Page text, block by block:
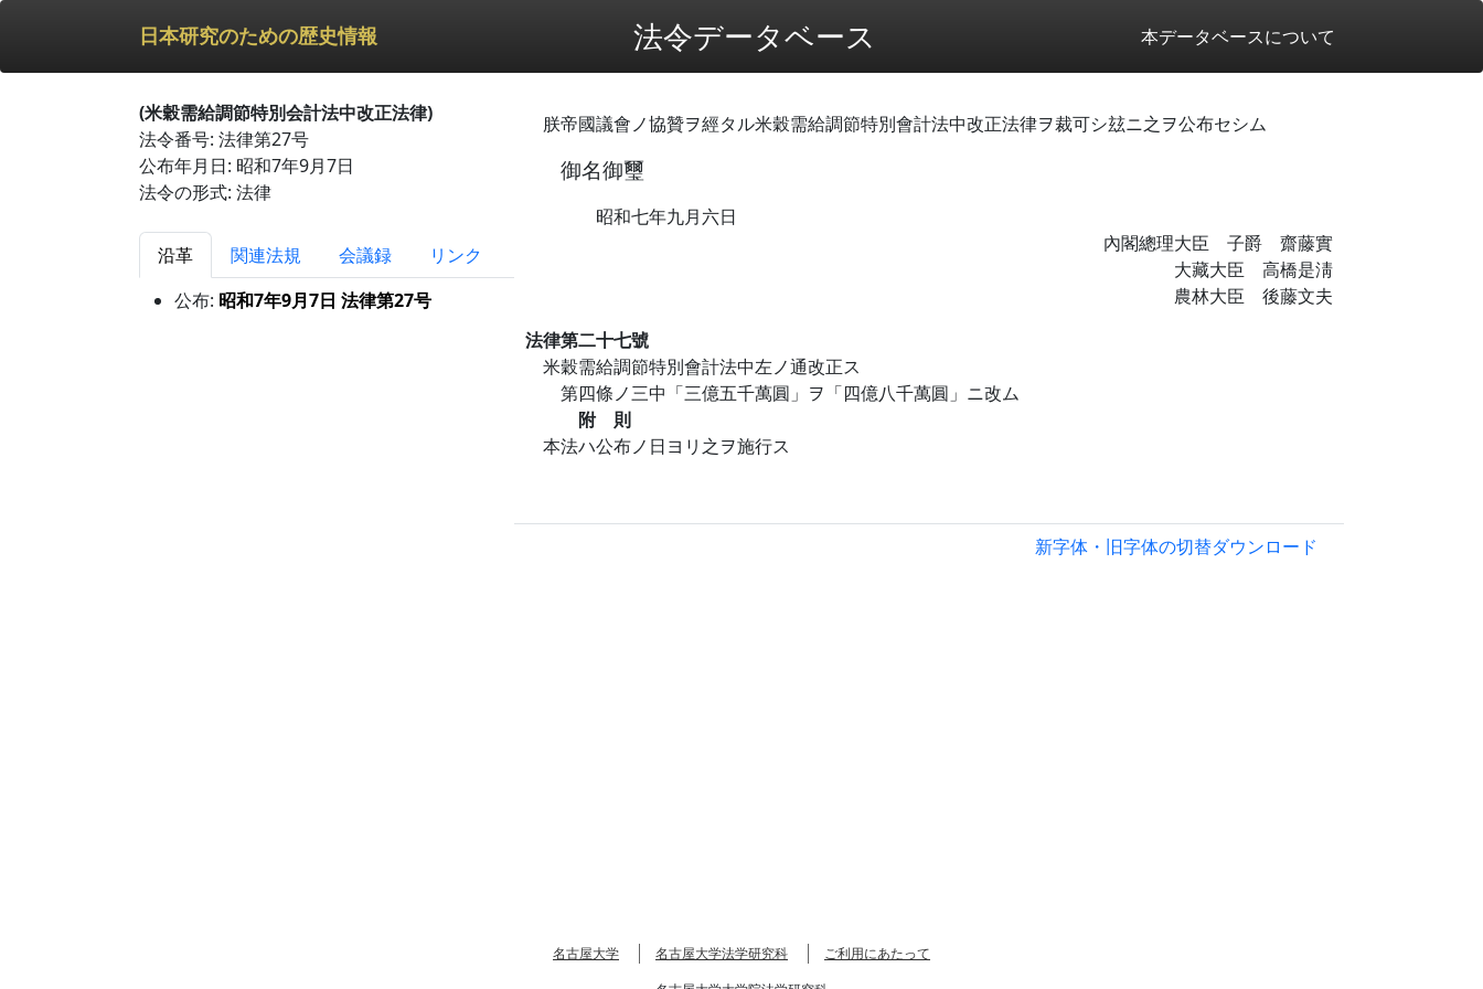
日本研究のための歴史情報 法令データベース 本データベースについて
(米穀需給調節特別会計法中改正法律)
法令番号: 法律第27号
公布年月日: 昭和7年9月7日
法令の形式: 法律
沿革 関連法規 会議録
リンク
公布: 昭和7年9月7日 法律第27号
朕帝國議會ノ協贊ヲ經タル米穀需給調節特別會計法中改正法律ヲ裁可シ玆ニ之ヲ公布セシム
御名御璽
昭和七年九月六日
內閣總理大臣 子爵 齋藤實
大藏大臣 高橋是淸
農林大臣 後藤文夫
法律第二十七號
米穀需給調節特別會計法中左ノ通改正ス
第四條ノ三中「三億五千萬圓」ヲ「四億八千萬圓」ニ改ム
附 則
本法ハ公布ノ日ヨリ之ヲ施行ス
新字体・旧字体の切替ダウンロード
名古屋大学 名古屋大学法学研究科
ご利用にあたって